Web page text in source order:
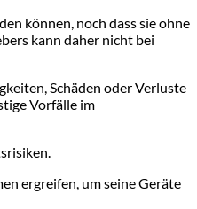
können, noch dass sie ohne
kann daher nicht bei
Schäden oder Verluste
Vorfälle im
ergreifen, um seine Geräte